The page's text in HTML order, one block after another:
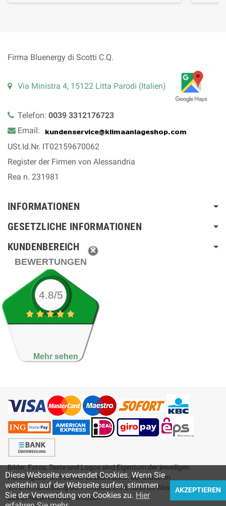
Firma Bluenergy di Scotti C.Q.
Via Ministra 4, 15122 Litta Parodi (Italien)
Telefon: 0039 3312176723
Email:
USt.Id.Nr. IT02159670062
Register der Firmen von Alessandria
Rea n. 231981
INFORMATIONEN
GESETZLICHE INFORMATIONEN
KUNDENBEREICH
BEWERTUNGEN
4.8/5
Mehr sehen
Bilder, Fotos, Texte und Logos sind Eigentum der jeweiligen
Herausgeber und dienen ausschließlich der besseren
Veranschaulichung der Produkte, ohne dass die Absicht besteht,
das Urheberrecht zu verletzen.
Diese Webseite verwendet Cookies. Wenn Sie
weiterhin auf der Webseite surfen, stimmen
Sie der Verwendung von Cookies zu. Hier
AKZEPTIEREN